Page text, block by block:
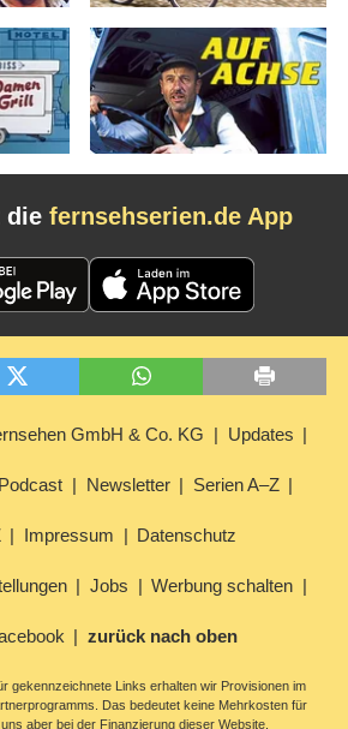
die fernsehserien.de App
GmbH & Co. KG Updates
Newsletter Serien A–Z
Impressum Datenschutz
Jobs Werbung schalten
zurück nach oben
gekennzeichnete Links erhalten wir Provisionen im
Das bedeutet keine Mehrkosten für
aber bei der Finanzierung dieser Website.